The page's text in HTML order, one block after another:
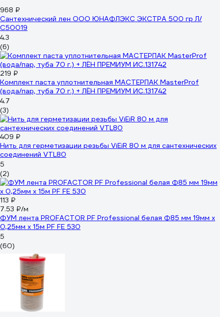
968 ₽
Сантехнический лен ООО ЮНАФЛЭКС ЭКСТРА 500 гр Л/
С50019
4.3
(6)
219 ₽
Комплект паста уплотнительная МАСТЕРПАК MasterProf
(вода/пар, туба 70 г.) + ЛЁН ПРЕМИУМ ИС.131742
4.7
(3)
409 ₽
Нить для герметизации резьбы ViEiR 80 м для сантехнических
соединений VTL80
5
(2)
113 ₽
7.53 ₽/м
ФУМ лента PROFACTOR PF Professional белая Ф85 мм 19мм х
0,25мм х 15м PF FE 530
5
(60)